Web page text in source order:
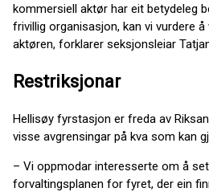
kommersiell aktør har eit betydeleg
frivillig organisasjon, kan vi vurdere
aktøren, forklarer seksjonsleiar
Restriksjonar
Hellisøy fyrstasjon er freda av
visse avgrensingar på kva som kan
– Vi oppmodar interesserte om å
forvaltingsplanen for fyret, der ein